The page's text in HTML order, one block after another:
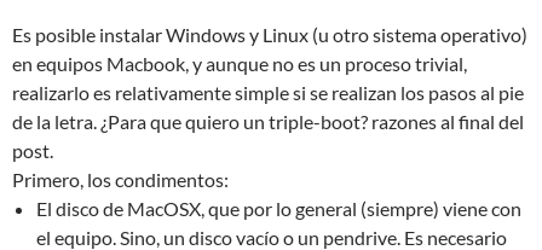
Es posible instalar Windows y Linux (u otro sistema operativo)
en equipos Macbook, y aunque no es un proceso trivial,
realizarlo es relativamente simple si se realizan los pasos al pie
de la letra. ¿Para que quiero un triple-boot? razones al final del
post.
Primero, los condimentos:
El disco de MacOSX, que por lo general (siempre) viene con
el equipo. Sino, un disco vacío o un pendrive. Es necesario